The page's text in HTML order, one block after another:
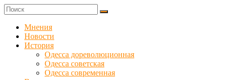
Skip
to
content
Куликовец
Сайт
одесского
сопротивления
Мнения
Новости
История
Одесса дореволюционная
Одесса советская
Одесса современная